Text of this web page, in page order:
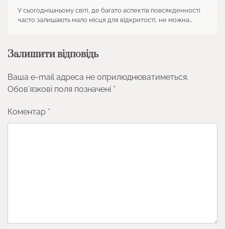
У сьогоднішньому світі, де багато аспектів повсякденності
часто залишають мало місця для відкритості, не можна…
Залишити відповідь
Ваша e-mail адреса не оприлюднюватиметься.
Обов’язкові поля позначені *
Коментар *